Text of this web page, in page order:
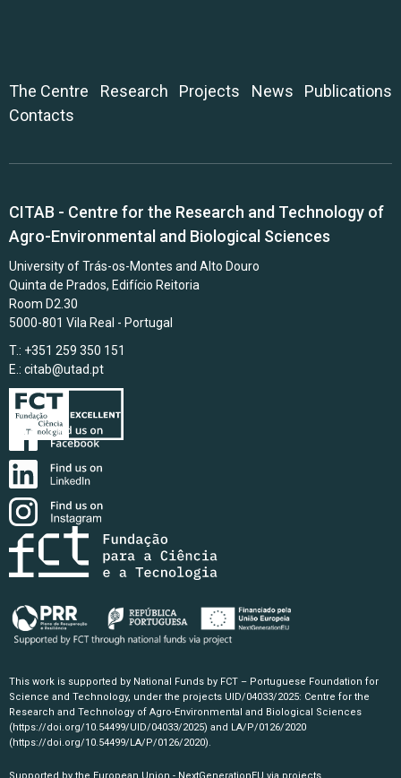
The Centre Research Projects News
Publications
Contacts
CITAB - Centre for the Research and Technology of
Agro-Environmental and Biological Sciences
University of Trás-os-Montes and Alto Douro
Quinta de Prados, Edifício Reitoria
Room D2.30
5000-801 Vila Real - Portugal
T.: +351 259 350 151
E.: citab@utad.pt
This work is supported by National Funds by FCT – Portuguese Foundation for
Science and Technology, under the projects UID/04033/2025: Centre for the
Research and Technology of Agro-Environmental and Biological Sciences
(https://doi.org/10.54499/UID/04033/2025) and LA/P/0126/2020
(https://doi.org/10.54499/LA/P/0126/2020).